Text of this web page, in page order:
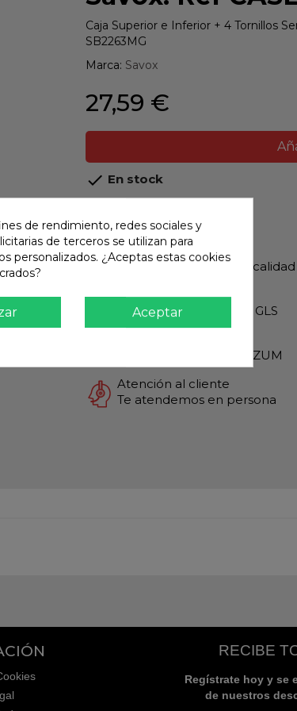
Caja Superior e Inferior + 4 Tornillos
SB2263MG
Marca: Savox
27,59 €
 En stock
Calidad Garantizada
Productos de Máxima calidad
Envío Rápido
Envios Internacionales GLS
TARJETA - PAYPAL - BIZUM
Atención al cliente
Te atendemos en persona
RECIBE
Regístrate hoy y se
de nuestros
de rendimiento, redes sociales y
de terceros se utilizan para
personalizados. ¿Aceptas estas cookies
Aceptar